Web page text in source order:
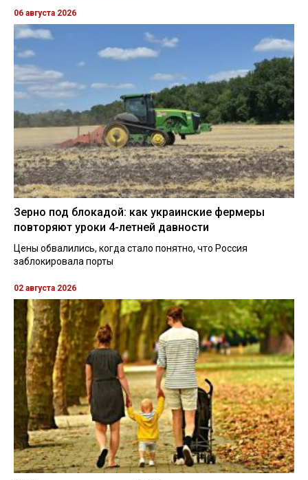
06 августа 2026
Зерно под блокадой: как украинские фермеры
повторяют уроки 4-летней давности
Цены обвалились, когда стало понятно, что Россия
заблокировала порты
02 августа 2026